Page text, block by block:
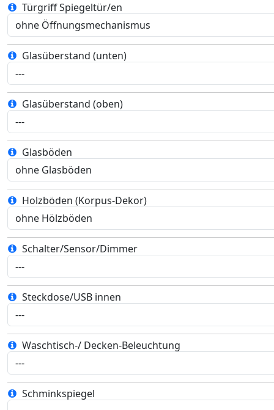
Türgriff Spiegeltür/en
Glasüberstand (unten)
Glasüberstand (oben)
Glasböden
Holzböden (Korpus-Dekor)
Schalter/Sensor/Dimmer
Steckdose/USB innen
Waschtisch-/ Decken-Beleuchtung
Schminkspiegel